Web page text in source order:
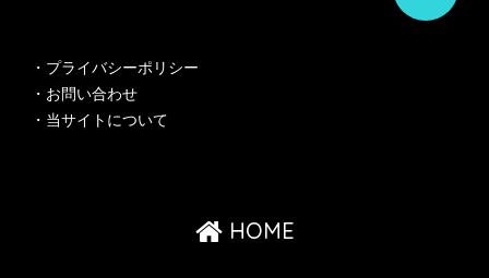
・ プライバシーポリシー
・ お問い合わせ
・ 当サイトについて
HOME